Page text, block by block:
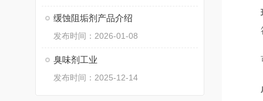
缓蚀阻垢剂产品介绍
发布时间：2026-01-08
臭味剂工业
发布时间：2025-12-14